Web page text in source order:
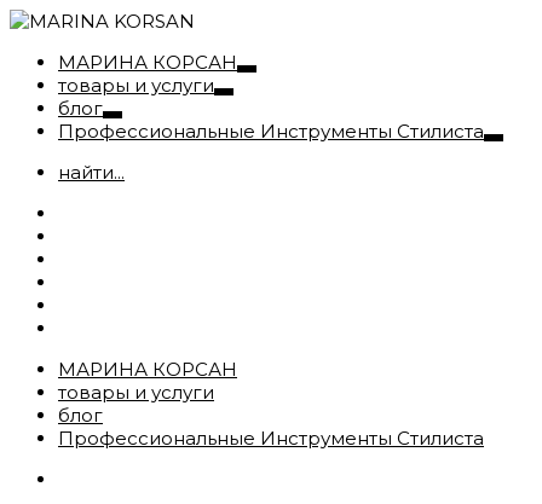
МАРИНА КОРСАН
товары и услуги
блог
Профессиональные Инструменты Стилиста
найти...
МАРИНА КОРСАН
товары и услуги
блог
Профессиональные Инструменты Стилиста